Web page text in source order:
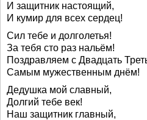
И защитник настоящий,
И кумир для всех сердец!
Сил тебе и долголетья!
За тебя сто раз нальём!
Поздравляем с Двадцать
Самым мужественным днём!
Дедушка мой славный,
Долгий тебе век!
Наш защитник главный,